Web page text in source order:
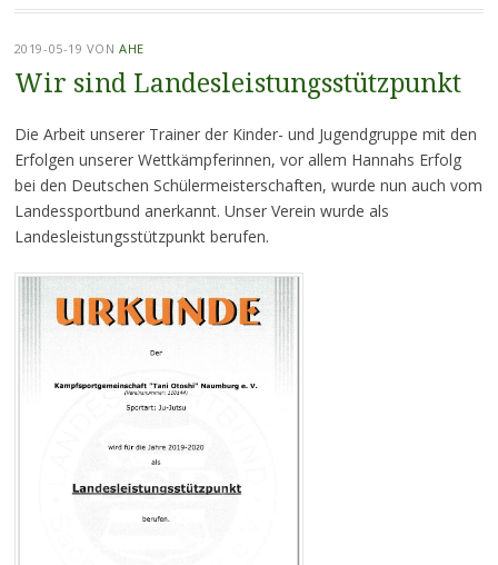
2019-05-19 VONAHE
Wir sind Landesleistungsstützpunkt
Die Arbeit unserer Trainer der Kinder- und Jugendgruppe mit den
Erfolgen unserer Wettkämpferinnen, vor allem Hannahs Erfolg
bei den Deutschen Schülermeisterschaften, wurde nun auch vom
Landessportbund anerkannt. Unser Verein wurde als
Landesleistungsstützpunkt berufen.